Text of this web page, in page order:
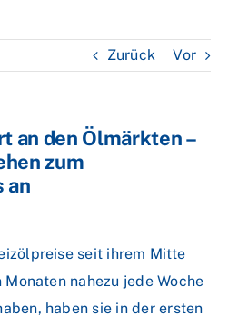
Zurück Vor
an den Ölmärkten –
zum
an
seit ihrem Mitte
nahezu jede Woche
haben sie in der ersten